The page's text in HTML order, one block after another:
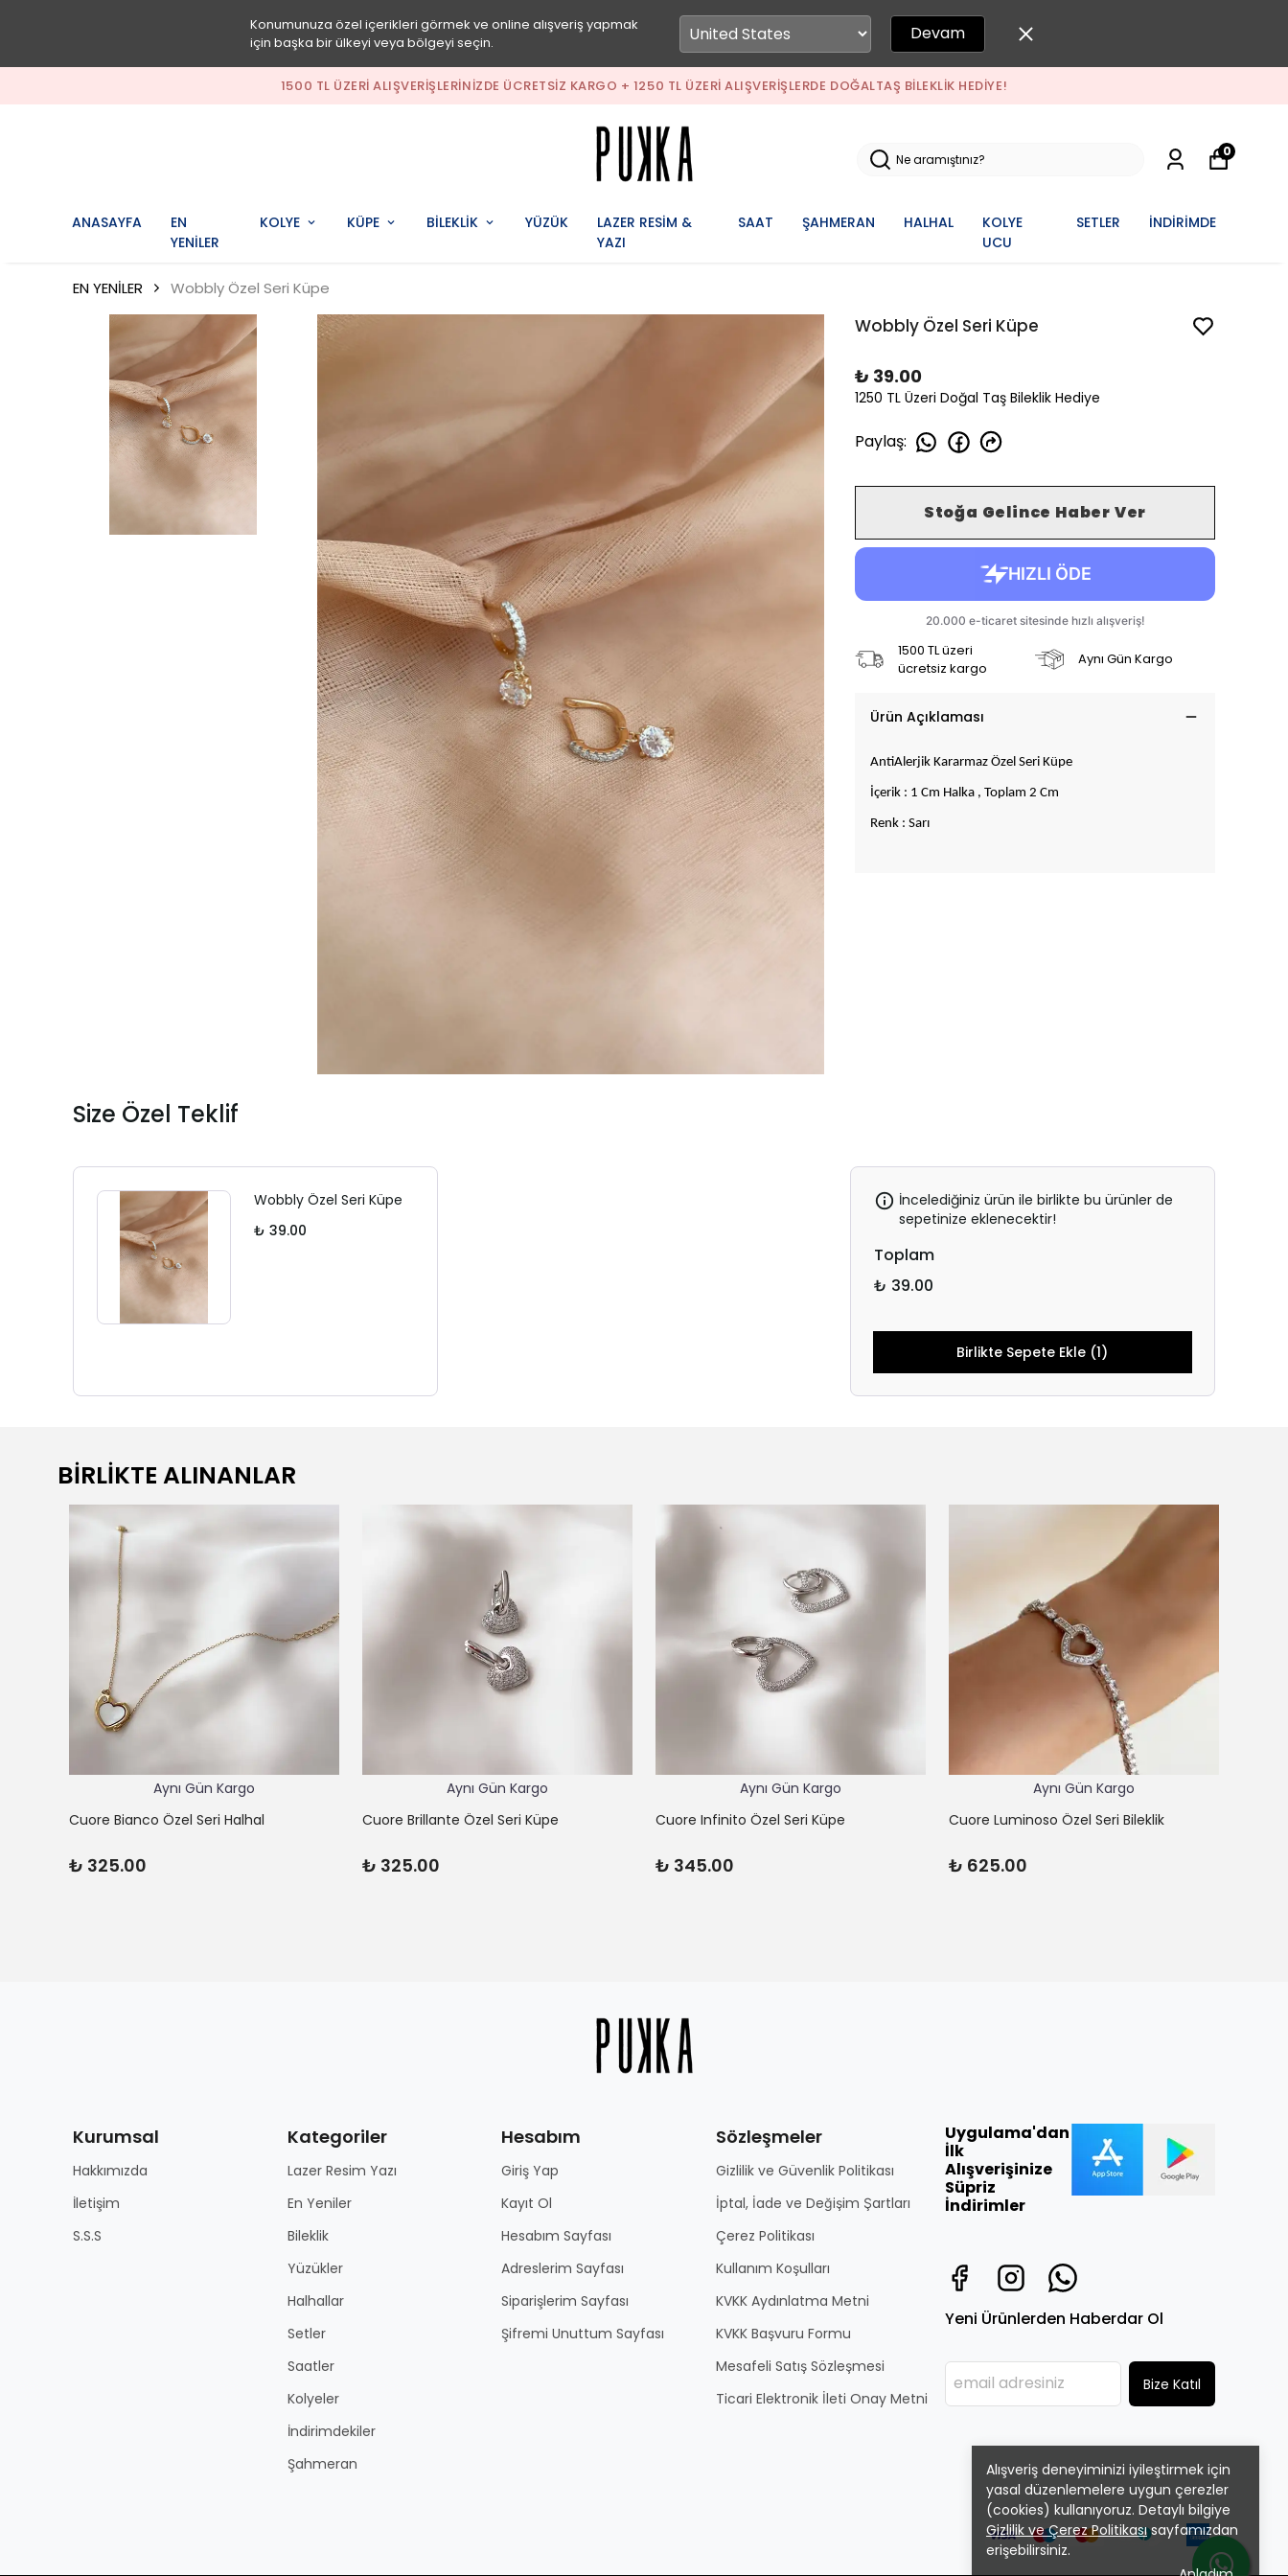
Konumunuza özel içerikleri görmek ve online alışveriş yapmak
için başka bir ülkeyi veya bölgeyi seçin.
Devam
1500 TL ÜZERI ALIŞVERIŞLERINIZDE ÜCRETSIZ KARGO + 1250 TL ÜZERI ALIŞVERIŞLERDE DOĞALTAŞ BILEKLIK HEDIYE!
ANASAYFA
EN
YENİLER
KOLYE KÜPE BİLEKLİK YÜZÜK
LAZER RESİM &
YAZI
SAAT ŞAHMERAN HALHAL
KOLYE
UCU
SETLER İNDİRİMDE
0
Alışveriş deneyiminizi iyileştirmek için
yasal düzenlemelere uygun çerezler
(cookies) kullanıyoruz. Detaylı bilgiye
Gizlilik ve Çerez Politikasısayfamızdan
erişebilirsiniz.
EN YENİLER Wobbly Özel Seri Küpe
Wobbly Özel Seri Küpe
₺ 39.00
1250 TL Üzeri Doğal Taş Bileklik Hediye
Paylaş:
Stoğa Gelince Haber Ver
1500 TL üzeri
ücretsiz kargo
Aynı Gün Kargo
Ürün Açıklaması
AntiAlerjik Kararmaz Özel Seri Küpe
İçerik : 1 Cm Halka , Toplam 2 Cm
Renk : Sarı
Size Özel Teklif
Wobbly Özel Seri Küpe
₺ 39.00
İncelediğiniz ürün ile birlikte bu ürünler de
sepetinize eklenecektir!
Toplam
₺ 39.00
Birlikte Sepete Ekle (1)
BİRLİKTE ALINANLAR
Aynı Gün Kargo
Cuore Bianco Özel Seri Halhal
₺ 325.00
Aynı Gün Kargo
Cuore Brillante Özel Seri Küpe
₺ 325.00
Aynı Gün Kargo
Cuore Infinito Özel Seri Küpe
₺ 345.00
Aynı Gün Kargo
Cuore Luminoso Özel Seri Bileklik
₺ 625.00
Kurumsal
Hakkımızda
İletişim
S.S.S
Kategoriler
Lazer Resim Yazı
En Yeniler
Bileklik
Yüzükler
Halhallar
Setler
Saatler
Kolyeler
İndirimdekiler
Şahmeran
Hesabım
Giriş Yap
Kayıt Ol
Hesabım Sayfası
Adreslerim Sayfası
Siparişlerim Sayfası
Şifremi Unuttum Sayfası
Sözleşmeler
Gizlilik ve Güvenlik Politikası
İptal, İade ve Değişim Şartları
Çerez Politikası
Kullanım Koşulları
KVKK Aydınlatma Metni
KVKK Başvuru Formu
Mesafeli Satış Sözleşmesi
Ticari Elektronik İleti Onay Metni
Uygulama'dan
İlk
Alışverişinize
Süpriz
İndirimler
Yeni Ürünlerden Haberdar Ol
Bize Katıl